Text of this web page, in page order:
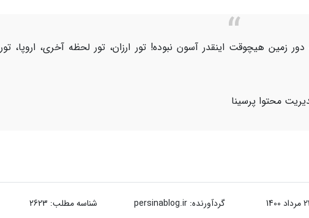
زمین هیچوقت اینقدر آسون نبوده! تور ارزان، تور لحظه آخری، اروپا، تور
محتوا پرسینا
1400 گردآورنده:persinablog.ir شناسه مطلب: 2623